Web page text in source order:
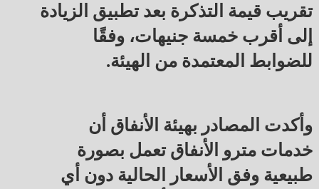
تقريب قيمة التذكرة بعد تطبيق الزيادة
إلى أقرب خمسة جنيهات، وفقًا
للضوابط المعتمدة من الهيئة.
وأكدت المصادر بهيئة الأنفاق أن
خدمات مترو الأنفاق تعمل بصورة
طبيعية وفق الأسعار الحالية دون أي